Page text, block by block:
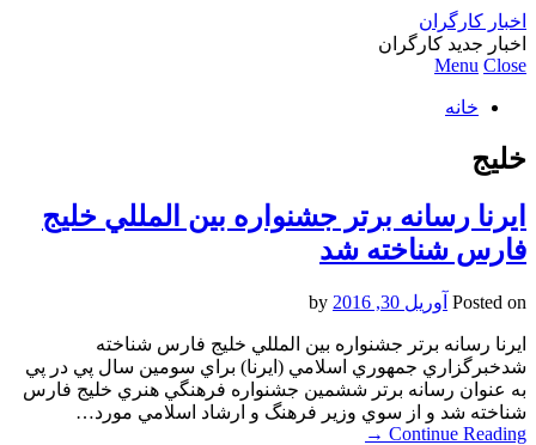
اخبار کارگران
اخبار جدید کارگران
Menu Close
خانه
خليج
ايرنا رسانه برتر جشنواره بين المللي خليج
فارس شناخته شد
Posted on آوریل 30, 2016
ايرنا رسانه برتر جشنواره بين المللي خليج فارس شناخته
شدخبرگزاري جمهوري اسلامي (ايرنا) براي سومين سال پي در پي
به عنوان رسانه برتر ششمين جشنواره فرهنگي هنري خليج فارس
شناخته شد و از سوي وزير فرهنگ و ارشاد اسلامي مورد…
Continue Reading
→